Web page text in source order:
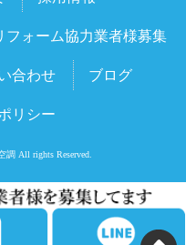
フォーム協力業者様募集
合わせ ブログ
リシー
All rights Reserved.